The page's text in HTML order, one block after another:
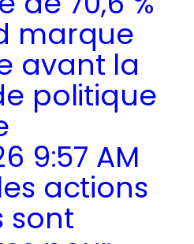
marque
avant la
politique
9:57 AM
actions
sont